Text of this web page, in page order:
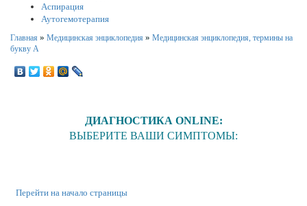
Аспирация
Аутогемотерапия
Главная » Медицинская энциклопедия » Медицинская энциклопедия, термины на
букву А
ДИАГНОСТИКА ONLINE:
ВЫБЕРИТЕ ВАШИ СИМПТОМЫ:
Перейти на начало страницы